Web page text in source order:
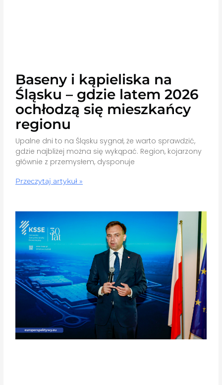
Baseny i kąpieliska na
Śląsku – gdzie latem 2026
ochłodzą się mieszkańcy
regionu
Upalne dni to na Śląsku sygnał, że warto sprawdzić,
gdzie najbliżej można się wykąpać. Region, kojarzony
głównie z przemysłem, dysponuje
Przeczytaj artykuł »